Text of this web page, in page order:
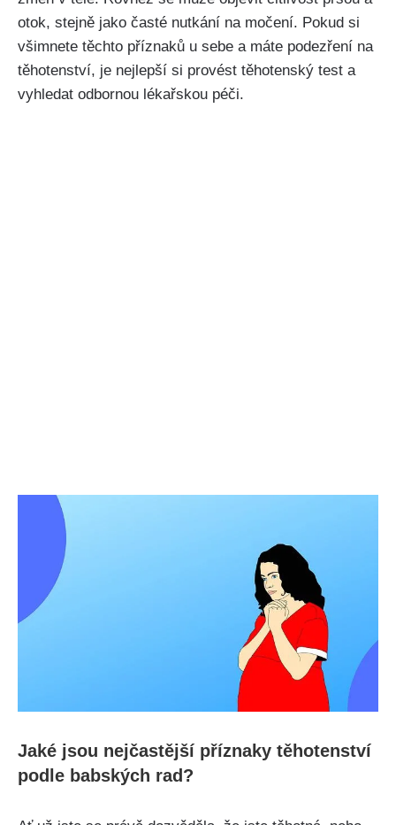
otok, stejně jako ​časté nutkání na močení. Pokud si
všimnete⁣ těchto příznaků u sebe a máte podezření na
těhotenství, je nejlepší​ si provést těhotenský test a
vyhledat odbornou lékařskou péči.
Jaké ‍jsou nejčastější příznaky těhotenství
⁢podle babských rad?